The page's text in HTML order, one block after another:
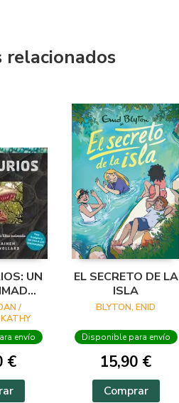
UN
/
envío
€
EL SECRETO DE LA
ISLA
BLYTON, ENID
Disponible para envío
15,90 €
Comprar